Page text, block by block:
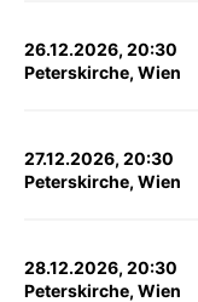
26.12.2026, 20:30
Peterskirche, Wien
27.12.2026, 20:30
Peterskirche, Wien
28.12.2026, 20:30
Peterskirche, Wien